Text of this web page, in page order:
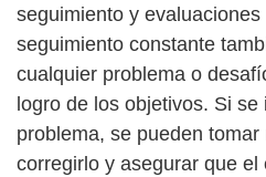
seguimiento y evaluaciones
seguimiento constante
cualquier problema o
logro de los objetivos. Si se
problema, se pueden
corregirlo y asegurar que el